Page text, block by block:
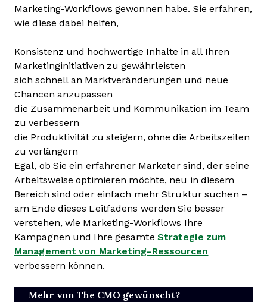
Marketing-Workflows gewonnen habe. Sie erfahren,
wie diese dabei helfen,
Konsistenz und hochwertige Inhalte in all Ihren
Marketinginitiativen zu gewährleisten
sich schnell an Marktveränderungen und neue
Chancen anzupassen
die Zusammenarbeit und Kommunikation im Team
zu verbessern
die Produktivität zu steigern, ohne die Arbeitszeiten
zu verlängern
Egal, ob Sie ein erfahrener Marketer sind, der seine
Arbeitsweise optimieren möchte, neu in diesem
Bereich sind oder einfach mehr Struktur suchen –
am Ende dieses Leitfadens werden Sie besser
verstehen, wie Marketing-Workflows Ihre
Kampagnen und Ihre gesamte Strategie zum
Management von Marketing-Ressourcen
verbessern können.
Mehr von The CMO gewünscht?